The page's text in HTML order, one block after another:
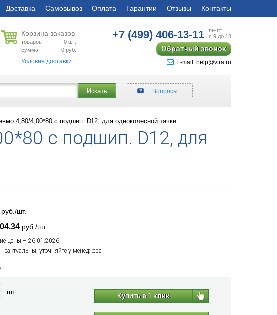
Доставка Самовывоз Оплата Гарантии Отзывы Контакты
Корзина заказов
товаров 0 шт.
сумма
0 руб.
Условия доставки
+7 (499)406-13-11
пн-пт
с 9 до 18
Обратный звонок
E-mail: help@vira.ru
Искать Вопросы
4,80/4,00*80 с подшип. D12, для одноколесной тачки
с подшип. D12, для
шт.
руб./шт.
цены – 26.01.2026
уточняйте у менеджера
шт. Купить в 1 клик